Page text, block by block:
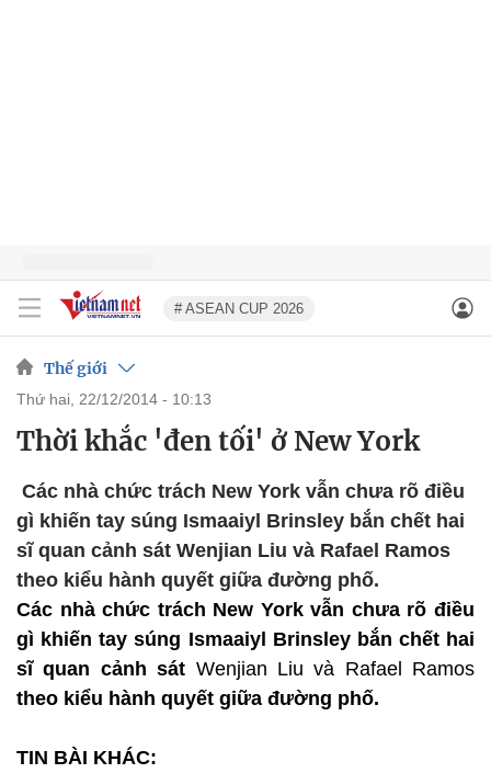
# ASEAN CUP 2026
Thế giới
thứ hai, 22/12/2014 - 10:13
Thời khắc 'đen tối' ở New York
Các nhà chức trách New York vẫn chưa rõ điều
gì khiến tay súng Ismaaiyl Brinsley bắn chết hai
sĩ quan cảnh sát Wenjian Liu và Rafael Ramos
theo kiểu hành quyết giữa đường phố.
Các nhà chức trách New York vẫn chưa rõ điều
gì khiến tay súng Ismaaiyl Brinsley bắn chết hai
sĩ quan cảnh sát Wenjian Liu và Rafael Ramos
theo kiểu hành quyết giữa đường phố.
TIN BÀI KHÁC: